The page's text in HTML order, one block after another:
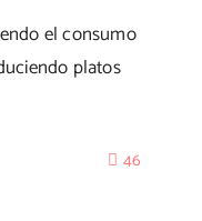
el consumo
platos
46